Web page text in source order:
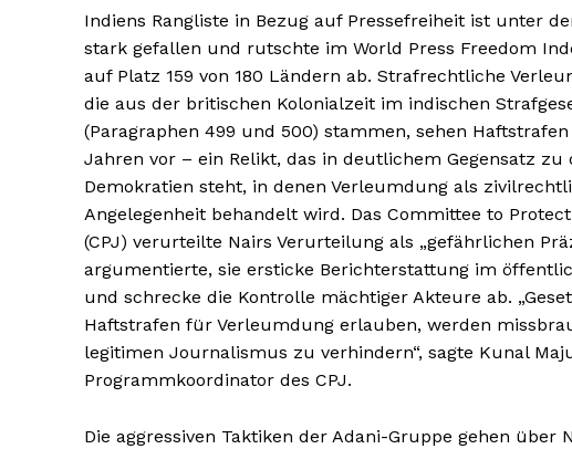
Indiens Rangliste in Bezug auf Pressefreiheit ist unter
stark gefallen und rutschte im World Press Freedom
auf Platz 159 von 180 Ländern ab. Strafrechtliche
die aus der britischen Kolonialzeit im indischen
(Paragraphen 499 und 500) stammen, sehen
Jahren vor – ein Relikt, das in deutlichem Gegensatz zu
Demokratien steht, in denen Verleumdung als
Angelegenheit behandelt wird. Das Committee to
(CPJ) verurteilte Nairs Verurteilung als „gefährlichen
argumentierte, sie ersticke Berichterstattung im
und schrecke die Kontrolle mächtiger Akteure ab.
Haftstrafen für Verleumdung erlauben, werden
legitimen Journalismus zu verhindern“, sagte Kunal
Programmkoordinator des CPJ.
Die aggressiven Taktiken der Adani-Gruppe gehen über